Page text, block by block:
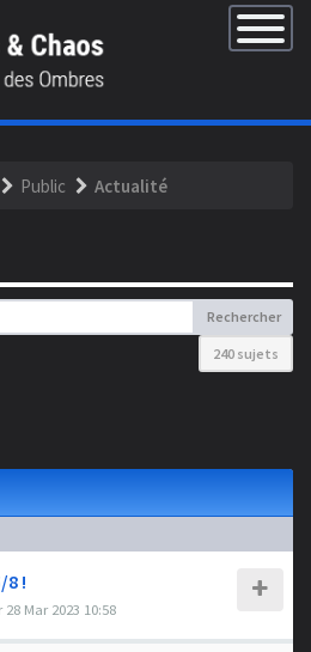
Basculer
la
×
Public Actualité
Rechercher
240 sujets
8 !
28 Mar 2023 10:58